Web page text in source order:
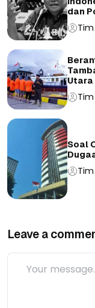
dan
Tim
Utara
Tim
Soal
Tim
Leave a